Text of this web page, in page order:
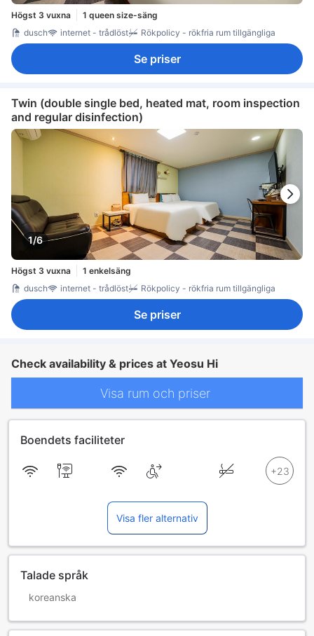
Högst 3 vuxna
1 queen size-säng
dusch
internet - trådlöst Rökpolicy - rökfria rum tillgängliga
Se priser
Twin (double single bed, heated mat, room inspection
and regular disinfection)
1/6
Högst 3 vuxna
1 enkelsäng
dusch
internet - trådlöst Rökpolicy - rökfria rum tillgängliga
Se priser
Check availability & prices at Yeosu Hi
Visa rum och priser
Boendets faciliteter
Visa fler alternativ
Talade språk
koreanska